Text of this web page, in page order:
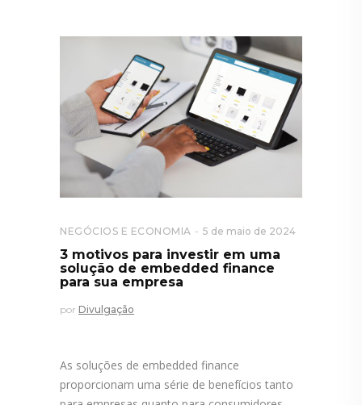
NEGÓCIOS E ECONOMIA 5 de maio de 2024
3 motivos para investir em uma
solução de embedded finance
para sua empresa
por Divulgação
As soluções de embedded finance
proporcionam uma série de benefícios tanto